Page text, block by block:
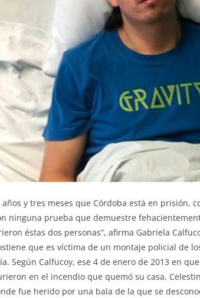
años y tres meses que Córdoba está en prisión,
ninguna prueba que demuestre
éstas dos personas”, afirma Gabriela
que es víctima de un montaje policial de
Según Calfucoy, ese 4 de enero de 2013 en
en el incendio que quemó su casa,
fue herido por una bala de la que se